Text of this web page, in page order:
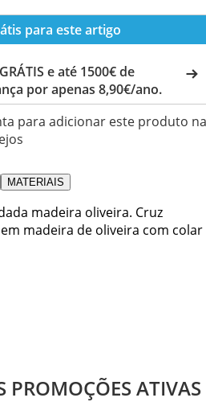
para este artigo
e até 1500€ de
por apenas 8,90€/ano.
para adicionar este produto na
MATERIAIS
madeira oliveira. Cruz
madeira de oliveira com colar
PROMOÇÕES ATIVAS